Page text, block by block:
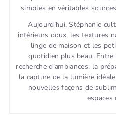
simples en véritables
Aujourd’hui, Stéphanie
intérieurs doux, les textures
linge de maison et les
quotidien plus beau. Entre
recherche d’ambiances, la
la capture de la lumière
nouvelles façons de
espaces